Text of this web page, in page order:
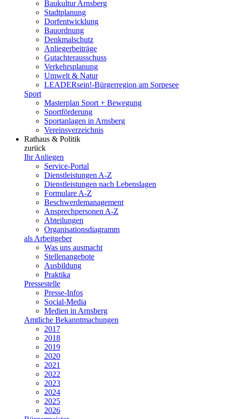
Baukultur Arnsberg
Stadtplanung
Dorfentwicklung
Bauordnung
Denkmalschutz
Anliegerbeiträge
Gutachterausschuss
Verkehrsplanung
Umwelt & Natur
LEADERsein!-Bürgerregion am Sorpesee
Sport
Masterplan Sport + Bewegung
Sportförderung
Sportanlagen in Arnsberg
Vereinsverzeichnis
Rathaus & Politik
zurück
Ihr Anliegen
Service-Portal
Dienstleistungen A-Z
Dienstleistungen nach Lebenslagen
Formulare A-Z
Beschwerdemanagement
Ansprechpersonen A-Z
Abteilungen
Organisationsdiagramm
als Arbeitgeber
Was uns ausmacht
Stellenangebote
Ausbildung
Praktika
Pressestelle
Presse-Infos
Social-Media
Medien in Arnsberg
Amtliche Bekanntmachungen
2017
2018
2019
2020
2021
2022
2023
2024
2025
2026